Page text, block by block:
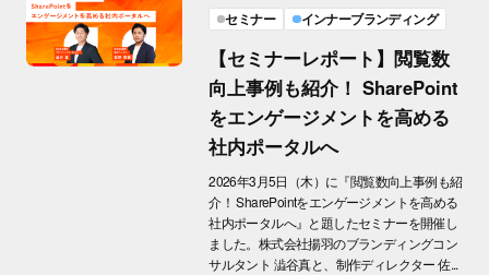
セミナー インナーブランディング
【セミナーレポート】閲覧数
向上事例も紹介！ SharePoint
をエンゲージメントを高める
社内ポータルへ
2026年3月5日（木）に『閲覧数向上事例も紹
介！ SharePointをエンゲージメントを高める
社内ポータルへ』と題したセミナーを開催し
ました。株式会社揚羽のブランディングコン
サルタント 澁谷真と、制作ディレクター 佐...